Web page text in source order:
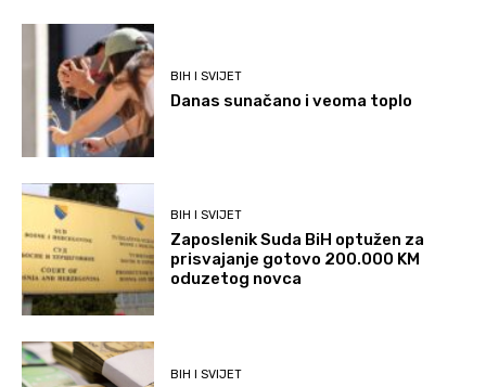
BIH I SVIJET
Danas sunačano i veoma toplo
BIH I SVIJET
Zaposlenik Suda BiH optužen za
prisvajanje gotovo 200.000 KM
oduzetog novca
BIH I SVIJET